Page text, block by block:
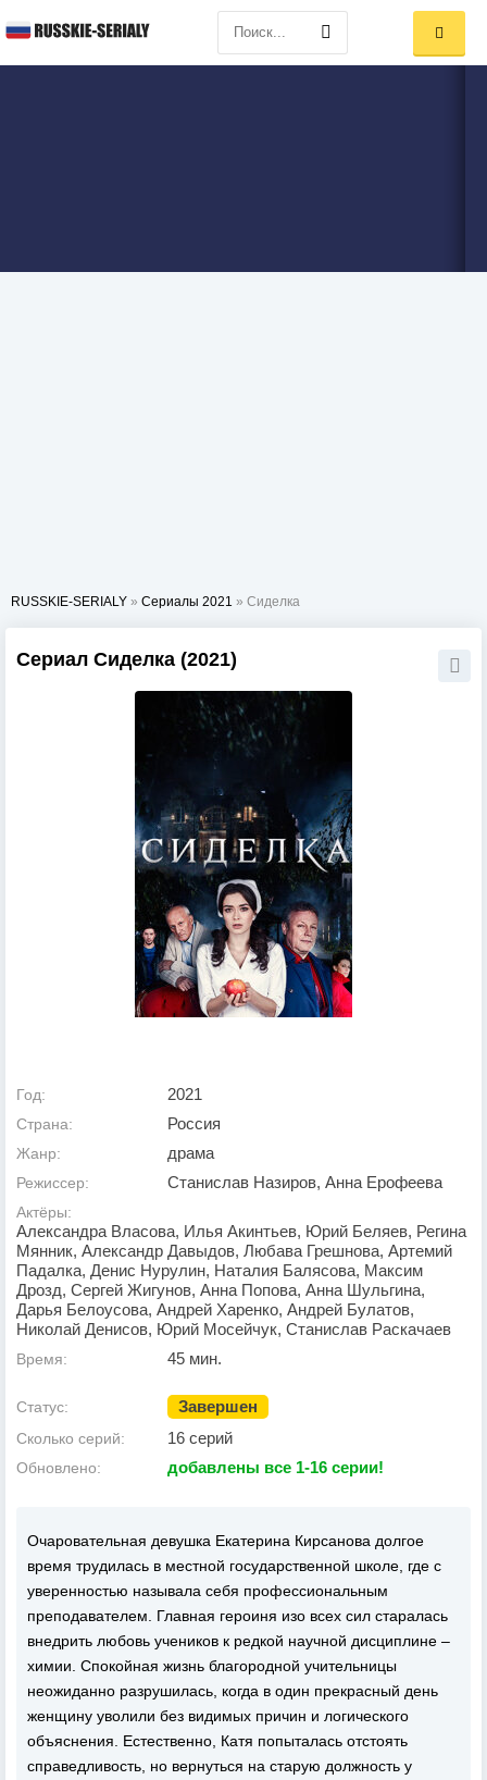
RUSSKIE-SERIALY » Сериалы 2021 » Сиделка
Сериал Сиделка (2021)
Год: 2021
Страна: Россия
Жанр: драма
Режиссер: Станислав Назиров, Анна Ерофеева
Актёры:
Александра Власова, Илья Акинтьев, Юрий Беляев, Регина
Мянник, Александр Давыдов, Любава Грешнова, Артемий
Падалка, Денис Нурулин, Наталия Балясова, Максим
Дрозд, Сергей Жигунов, Анна Попова, Анна Шульгина,
Дарья Белоусова, Андрей Харенко, Андрей Булатов,
Николай Денисов, Юрий Мосейчук, Станислав Раскачаев
Время: 45 мин.
Статус: Завершен
Сколько серий: 16 серий
Обновлено: добавлены все 1-16 серии!
Очаровательная девушка Екатерина Кирсанова долгое
время трудилась в местной государственной школе, где с
уверенностью называла себя профессиональным
преподавателем. Главная героиня изо всех сил старалась
внедрить любовь учеников к редкой научной дисциплине –
химии. Спокойная жизнь благородной учительницы
неожиданно разрушилась, когда в один прекрасный день
женщину уволили без видимых причин и логического
объяснения. Естественно, Катя попыталась отстоять
справедливость, но вернуться на старую должность у